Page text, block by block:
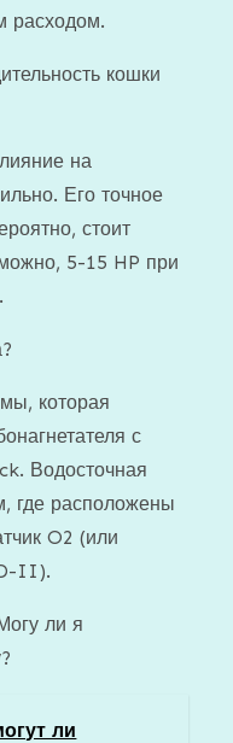
расходом.
кошки
на
Его точное
стоит
5-15 HP при
которая
с
Водосточная
где расположены
O2 (или
II).
ли я
ли